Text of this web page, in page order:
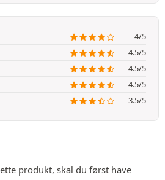
4/5
4.5/5
4.5/5
4.5/5
3.5/5
produkt, skal du først have